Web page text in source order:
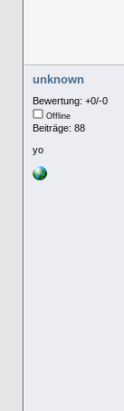
unknown
Bewertung: +0/-0
Offline
Beiträge: 88
yo